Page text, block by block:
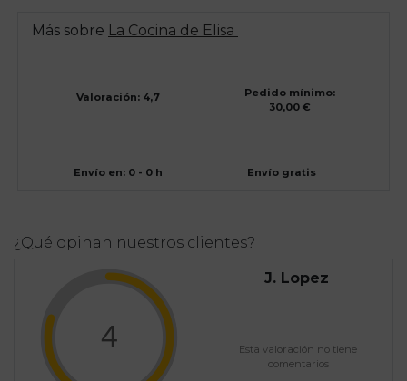
Más sobre La Cocina de Elisa
Valoración: 4,7
Pedido mínimo:
30,00 €
Envío en: 0 - 0 h Envío gratis
¿Qué opinan nuestros clientes?
4
J. Lopez
Esta valoración no tiene
comentarios